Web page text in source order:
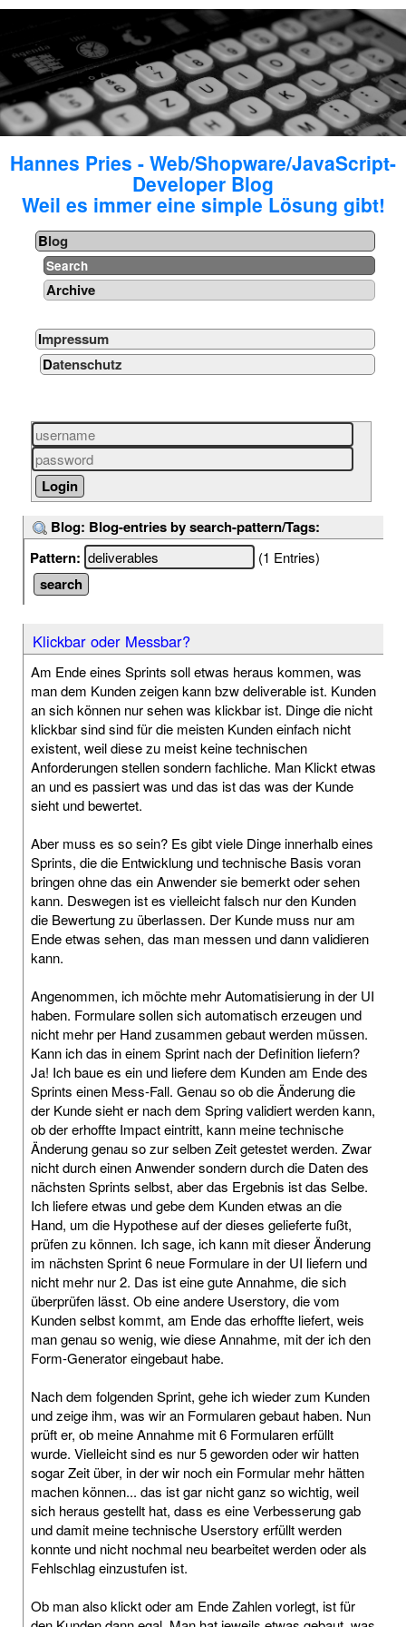
Hannes Pries - Web/Shopware/JavaScript-
Developer Blog
Weil es immer eine simple Lösung gibt!
Blog
Search
Archive
Impressum
Datenschutz
Blog: Blog-entries by search-pattern/Tags:
Pattern:
(1 Entries)
Klickbar oder Messbar?
Am Ende eines Sprints soll etwas heraus kommen, was
man dem Kunden zeigen kann bzw deliverable ist. Kunden
an sich können nur sehen was klickbar ist. Dinge die nicht
klickbar sind sind für die meisten Kunden einfach nicht
existent, weil diese zu meist keine technischen
Anforderungen stellen sondern fachliche. Man Klickt etwas
an und es passiert was und das ist das was der Kunde
sieht und bewertet.
Aber muss es so sein? Es gibt viele Dinge innerhalb eines
Sprints, die die Entwicklung und technische Basis voran
bringen ohne das ein Anwender sie bemerkt oder sehen
kann. Deswegen ist es vielleicht falsch nur den Kunden
die Bewertung zu überlassen. Der Kunde muss nur am
Ende etwas sehen, das man messen und dann validieren
kann.
Angenommen, ich möchte mehr Automatisierung in der UI
haben. Formulare sollen sich automatisch erzeugen und
nicht mehr per Hand zusammen gebaut werden müssen.
Kann ich das in einem Sprint nach der Definition liefern?
Ja! Ich baue es ein und liefere dem Kunden am Ende des
Sprints einen Mess-Fall. Genau so ob die Änderung die
der Kunde sieht er nach dem Spring validiert werden kann,
ob der erhoffte Impact eintritt, kann meine technische
Änderung genau so zur selben Zeit getestet werden. Zwar
nicht durch einen Anwender sondern durch die Daten des
nächsten Sprints selbst, aber das Ergebnis ist das Selbe.
Ich liefere etwas und gebe dem Kunden etwas an die
Hand, um die Hypothese auf der dieses gelieferte fußt,
prüfen zu können. Ich sage, ich kann mit dieser Änderung
im nächsten Sprint 6 neue Formulare in der UI liefern und
nicht mehr nur 2. Das ist eine gute Annahme, die sich
überprüfen lässt. Ob eine andere Userstory, die vom
Kunden selbst kommt, am Ende das erhoffte liefert, weis
man genau so wenig, wie diese Annahme, mit der ich den
Form-Generator eingebaut habe.
Nach dem folgenden Sprint, gehe ich wieder zum Kunden
und zeige ihm, was wir an Formularen gebaut haben. Nun
prüft er, ob meine Annahme mit 6 Formularen erfüllt
wurde. Vielleicht sind es nur 5 geworden oder wir hatten
sogar Zeit über, in der wir noch ein Formular mehr hätten
machen können... das ist gar nicht ganz so wichtig, weil
sich heraus gestellt hat, dass es eine Verbesserung gab
und damit meine technische Userstory erfüllt werden
konnte und nicht nochmal neu bearbeitet werden oder als
Fehlschlag einzustufen ist.
Ob man also klickt oder am Ende Zahlen vorlegt, ist für